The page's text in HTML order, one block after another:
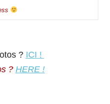
? ICI !
? HERE !